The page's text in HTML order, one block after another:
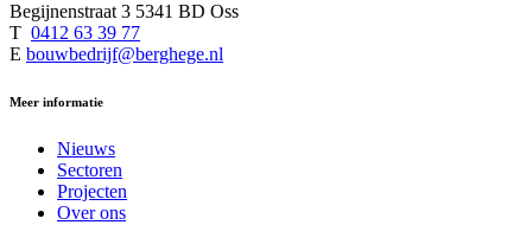
Begijnenstraat 3 5341 BD Oss
T 0412 63 39 77
E bouwbedrijf@berghege.nl
Meer informatie
Nieuws
Sectoren
Projecten
Over ons